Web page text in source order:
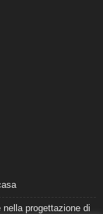
progettazione di